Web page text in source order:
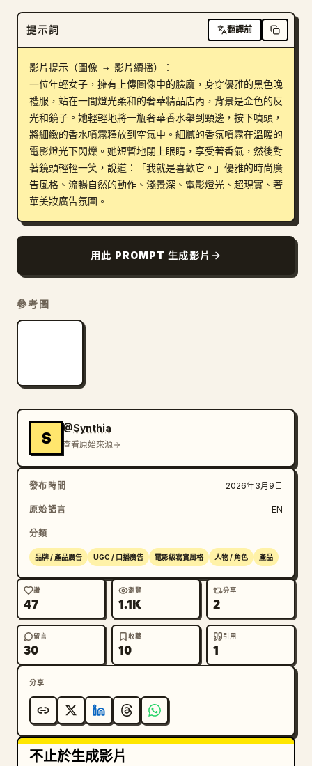
提示詞 翻譯前
影片提示（圖像 → 影片續播）：
一位年輕女子，擁有上傳圖像中的臉龐，身穿優雅的黑色晚
禮服，站在一間燈光柔和的奢華精品店內，背景是金色的反
光和鏡子。她輕輕地將一瓶奢華香水舉到頸邊，按下噴頭，
將細緻的香水噴霧釋放到空氣中。細膩的香氛噴霧在溫暖的
電影燈光下閃爍。她短暫地閉上眼睛，享受著香氣，然後對
著鏡頭輕輕一笑，說道：「我就是喜歡它。」優雅的時尚廣
告風格、流暢自然的動作、淺景深、電影燈光、超現實、奢
華美妝廣告氛圍。
用此 PROMPT 生成影片
參考圖
S
@Synthia
查看原始來源
發布時間 2026年3月9日
原始語言 EN
分類
品牌 / 產品廣告 UGC / 口播廣告 電影級寫實風格 人物 / 角色 產品
讚
47
瀏覽
1.1K
分享
2
留言
30
收藏
10
引用
1
分享
不止於生成影片